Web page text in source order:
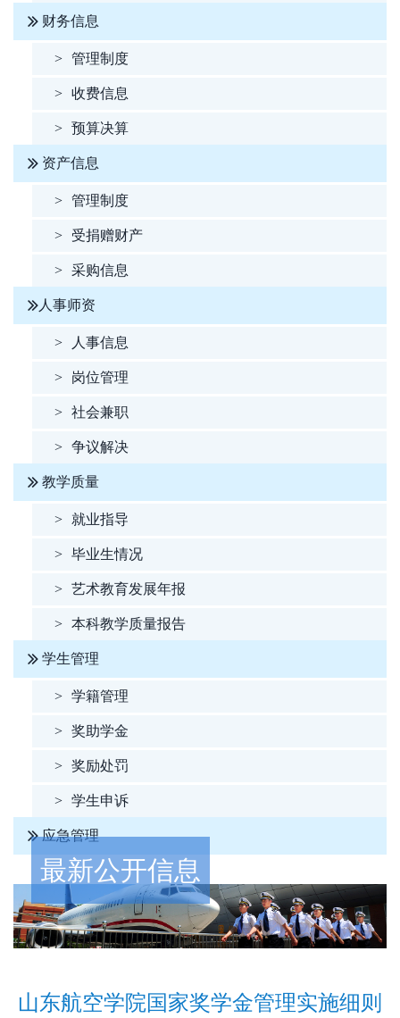
财务信息
> 管理制度
> 收费信息
> 预算决算
资产信息
> 管理制度
> 受捐赠财产
> 采购信息
人事师资
> 人事信息
> 岗位管理
> 社会兼职
> 争议解决
教学质量
> 就业指导
> 毕业生情况
> 艺术教育发展年报
> 本科教学质量报告
学生管理
> 学籍管理
> 奖助学金
> 奖励处罚
> 学生申诉
应急管理
最新公开信息
山东航空学院国家奖学金管理实施细则